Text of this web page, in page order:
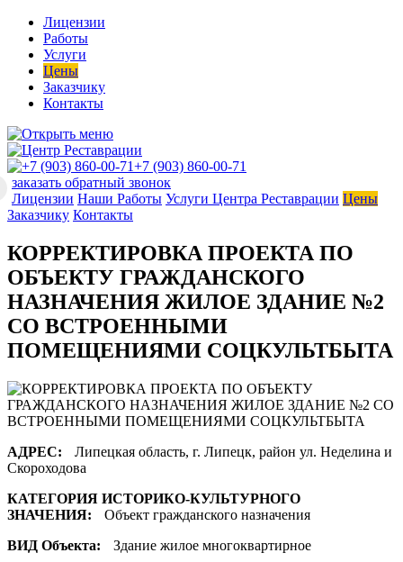
Лицензии
Работы
Услуги
Цены
Заказчику
Контакты
+7 (903) 860-00-71
заказать обратный звонок
Лицензии Наши Работы Услуги Центра Реставрации Цены
Заказчику Контакты
КОРРЕКТИРОВКА ПРОЕКТА ПО
ОБЪЕКТУ ГРАЖДАНСКОГО
НАЗНАЧЕНИЯ ЖИЛОЕ ЗДАНИЕ №2
СО ВСТРОЕННЫМИ
ПОМЕЩЕНИЯМИ СОЦКУЛЬТБЫТА
АДРЕС:
Липецкая область, г. Липецк, район ул. Неделина и
Скороходова
КАТЕГОРИЯ ИСТОРИКО-КУЛЬТУРНОГО
ЗНАЧЕНИЯ:
Объект гражданского назначения
ВИД Объекта:
Здание жилое многоквартирное